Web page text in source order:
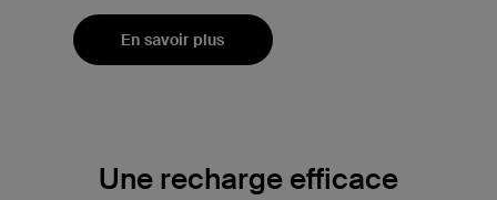
En savoir plus
Une recharge efficace